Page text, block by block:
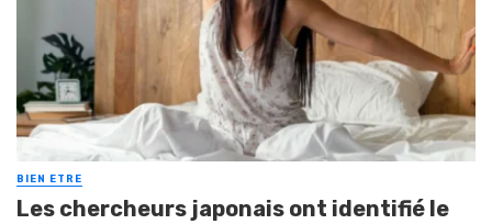
BIEN ETRE
Les chercheurs japonais ont identifié le